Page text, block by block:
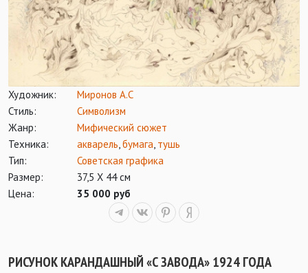
Художник:
Миронов А.С
Стиль:
Символизм
Жанр:
Мифический сюжет
Техника:
акварель,бумага, тушь
Тип:
Советская графика
Размер:
37,5 Х 44 см
Цена:
35 000 руб
РИСУНОК КАРАНДАШНЫЙ «С ЗАВОДА» 1924 ГОДА